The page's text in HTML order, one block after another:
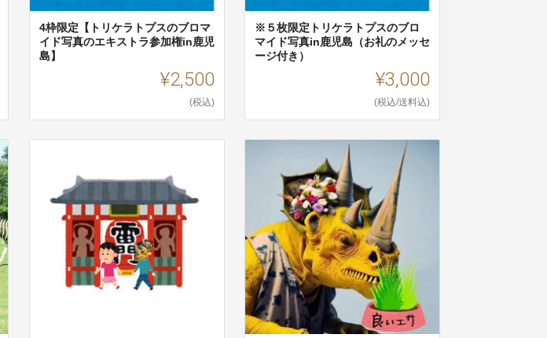
4枠限定【トリケラトプスのブロマ
イド写真のエキストラ参加権in鹿児
島】
¥2,500
(税込)
※５枚限定トリケラトプスのブロ
マイド写真in鹿児島（お礼のメッセ
ージ付き）
¥3,000
(税込/送料込)